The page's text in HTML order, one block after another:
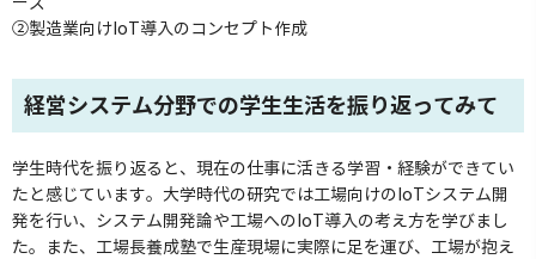
②製造業向けIoT導入のコンセプト作成
経営システム分野での学生生活を振り返ってみて
学生時代を振り返ると、現在の仕事に活きる学習・経験ができてい
たと感じています。大学時代の研究では工場向けのIoTシステム開
発を行い、システム開発論や工場へのIoT導入の考え方を学びまし
た。また、工場長養成塾で生産現場に実際に足を運び、工場が抱え